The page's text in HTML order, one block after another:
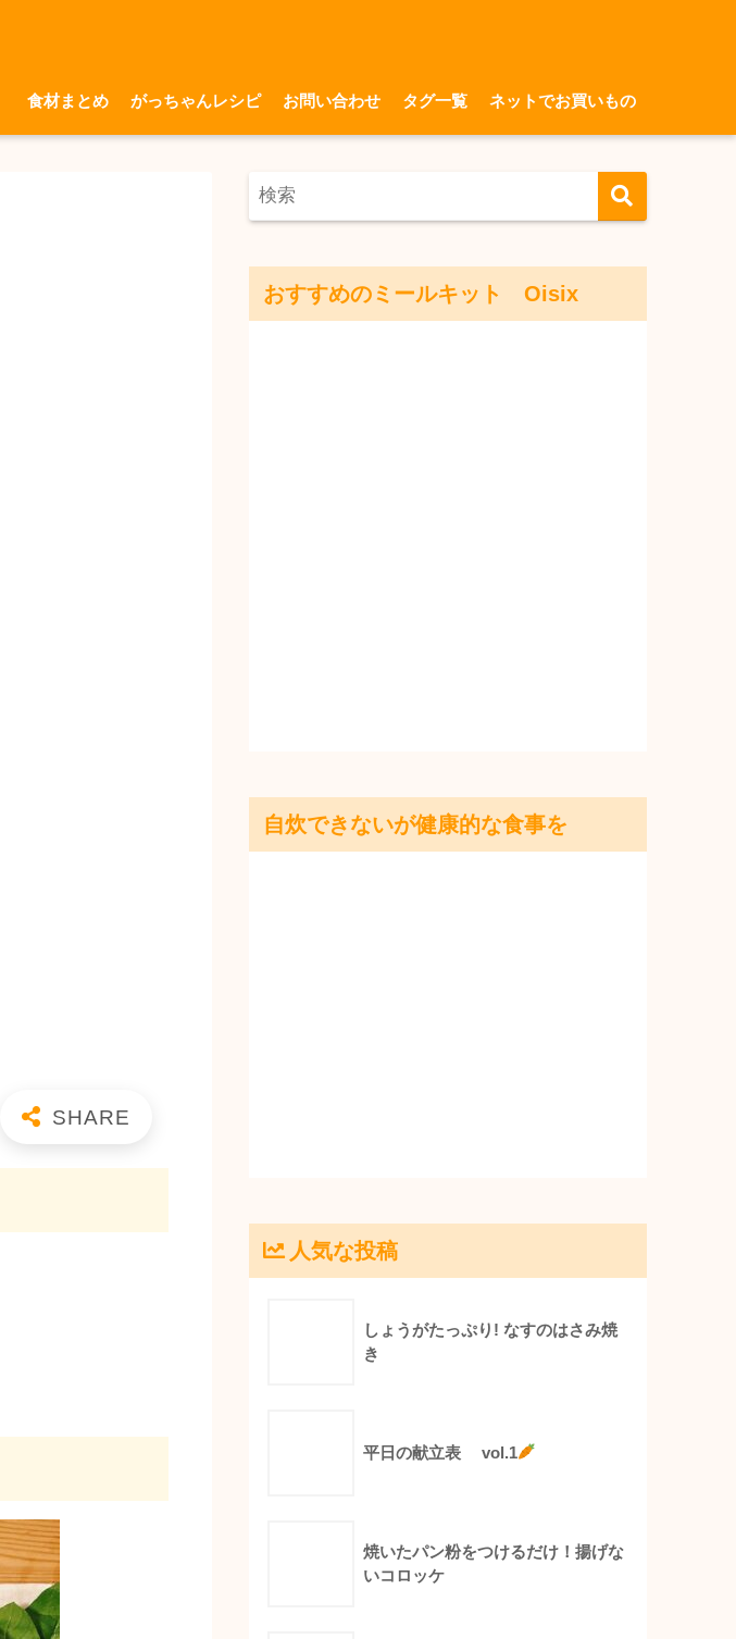
食材まとめ がっちゃんレシピ お問い合わせ タグ一覧 ネットでお買いもの
おすすめのミールキット Oisix
自炊できないが健康的な食事を
人気な投稿
しょうがたっぷり! なすのはさみ焼
き
平日の献立表 vol.1
焼いたパン粉をつけるだけ！揚げな
いコロッケ